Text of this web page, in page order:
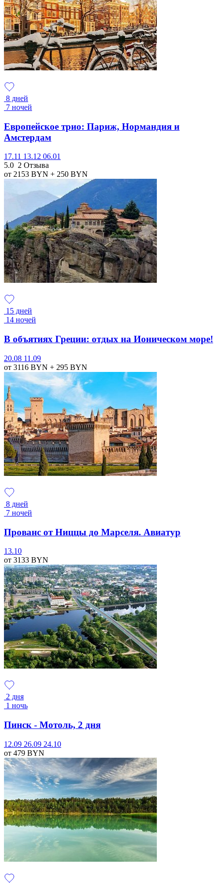
8 дней
7 ночей
Европейское трио: Париж, Нормандия и
Амстердам
17.11 13.12 06.01
5.0 2 Отзыва
от 2153 BYN + 250 BYN
15 дней
14 ночей
В объятиях Греции: отдых на Ионическом море!
20.08 11.09
от 3116 BYN + 295 BYN
8 дней
7 ночей
Прованс от Ниццы до Марселя. Авиатур
13.10
от 3133 BYN
2 дня
1 ночь
Пинск - Мотоль, 2 дня
12.09 26.09 24.10
от 479 BYN